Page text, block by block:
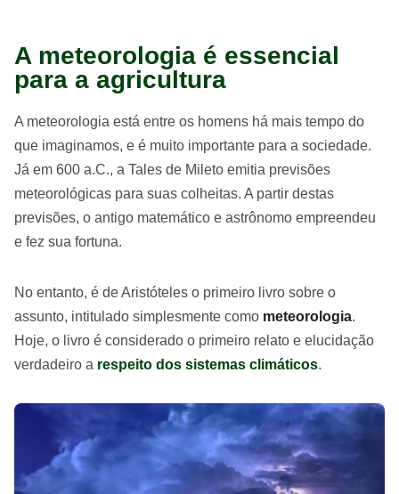
A meteorologia é essencial
para a agricultura
A meteorologia está entre os homens há mais tempo do
que imaginamos, e é muito importante para a sociedade.
Já em 600 a.C., a Tales de Mileto emitia previsões
meteorológicas para suas colheitas. A partir destas
previsões, o antigo matemático e astrônomo empreendeu
e fez sua fortuna.
No entanto, é de Aristóteles o primeiro livro sobre o
assunto, intitulado simplesmente como meteorologia.
Hoje, o livro é considerado o primeiro relato e elucidação
verdadeiro a respeito dos sistemas climáticos.